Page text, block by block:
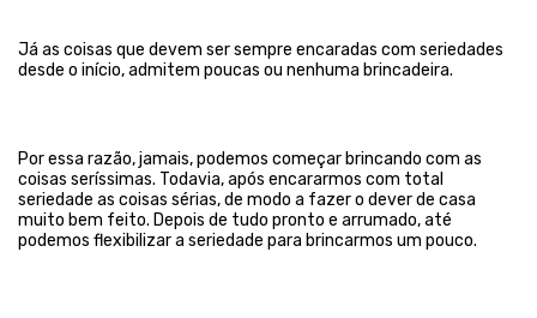
Já as coisas que devem ser sempre encaradas com seriedades
desde o início, admitem poucas ou nenhuma brincadeira.
Por essa razão, jamais, podemos começar brincando com as
coisas seríssimas. Todavia, após encararmos com total
seriedade as coisas sérias, de modo a fazer o dever de casa
muito bem feito. Depois de tudo pronto e arrumado, até
podemos flexibilizar a seriedade para brincarmos um pouco.